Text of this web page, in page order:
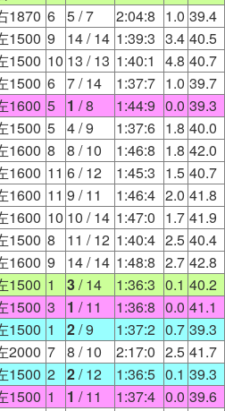
1870 6 5/ 7 2:04:8 1.0 39.4
1500 9 14/ 14 1:39:3 3.4 40.5
1500 10 13 / 13 1:40:1 4.8 40.7
1500 6 7/ 14 1:37:7 1.0 39.7
1600 5 1 / 8 1:44:9 0.0 39.3
1500 5 4/ 9 1:37:6 1.8 40.0
1600 8 8 / 10 1:46:8 1.8 42.0
1600 11 6/ 12 1:45:3 1.5 40.7
1600 11 9 / 11 1:46:4 2.0 41.8
1600 10 10 / 14 1:47:0 1.7 41.9
1500 8 11 / 12 1:40:4 2.5 40.4
1600 9 14/ 14 1:48:8 2.7 42.8
1500 1 3/ 14 1:36:3 0.1 40.2
1500 3 1 / 11 1:36:8 0.0 41.1
1500 1 2/ 9 1:37:2 0.7 39.3
2000 7 8 / 10 2:17:0 2.5 41.7
1500 2 2/ 12 1:36:5 0.1 39.3
1500 1 1 / 11 1:37:4 0.0 39.6